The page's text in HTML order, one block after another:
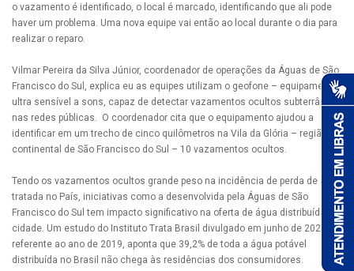
o vazamento é identificado, o local é marcado, identificando que ali pode
haver um problema. Uma nova equipe vai então ao local durante o dia para
realizar o reparo.
Vilmar Pereira da Silva Júnior, coordenador de operações da Águas de São
Francisco do Sul, explica eu as equipes utilizam o geofone – equipamento
ultra sensível a sons, capaz de detectar vazamentos ocultos subterrâneos
nas redes públicas. O coordenador cita que o equipamento ajudou a
identificar em um trecho de cinco quilômetros na Vila da Glória – região
continental de São Francisco do Sul – 10 vazamentos ocultos.
Tendo os vazamentos ocultos grande peso na incidência de perda de água
tratada no País, iniciativas como a desenvolvida pela Águas de São
Francisco do Sul tem impacto significativo na oferta de água distribuída na
cidade. Um estudo do Instituto Trata Brasil divulgado em junho de 2021,
referente ao ano de 2019, aponta que 39,2% de toda a água potável
distribuída no Brasil não chega às residências dos consumidores.